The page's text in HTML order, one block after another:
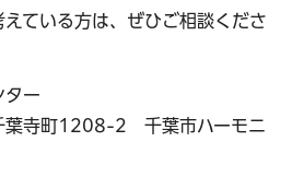
ている方は、ぜひご相談くださ
ター
葉寺町1208-2 千葉市ハーモニ